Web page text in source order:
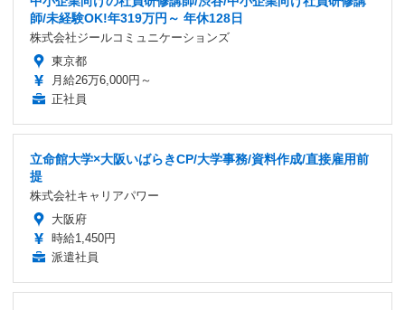
師/未経験OK!年319万円～ 年休128日
株式会社ジールコミュニケーションズ
東京都
月給26万6,000円～
正社員
立命館大学×大阪いばらきCP/大学事務/資料作成/直接雇用前
提
株式会社キャリアパワー
大阪府
時給1,450円
派遣社員